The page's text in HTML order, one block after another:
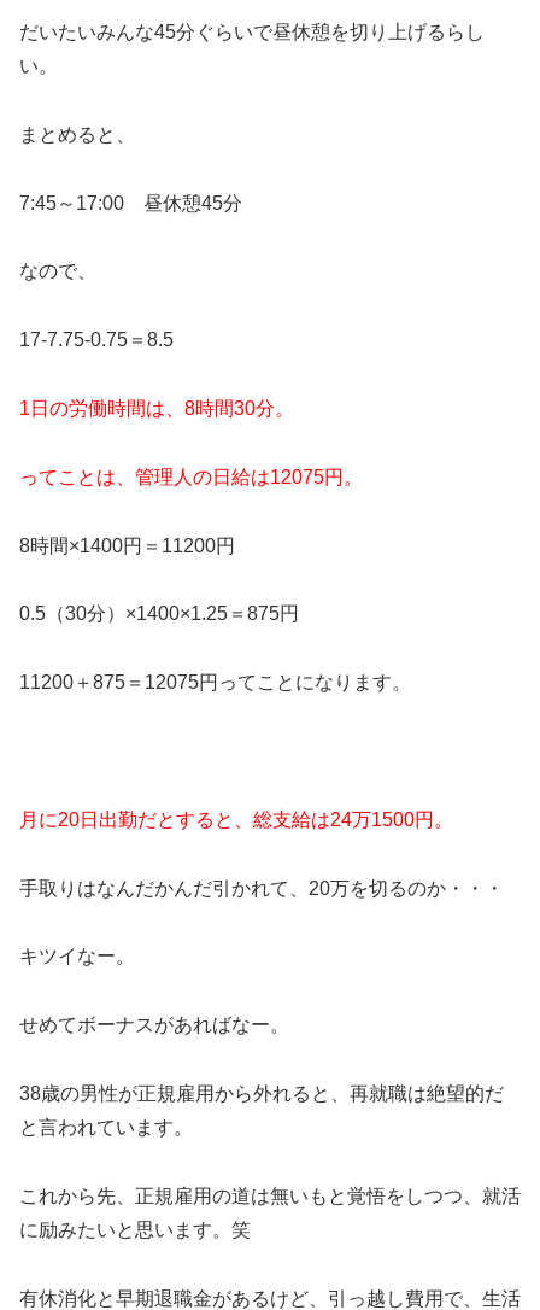
だいたいみんな45分ぐらいで昼休憩を切り上げるらし
い。
まとめると、
7:45～17:00 昼休憩45分
なので、
17-7.75-0.75＝8.5
1日の労働時間は、8時間30分。
ってことは、管理人の日給は12075円。
8時間×1400円＝11200円
0.5（30分）×1400×1.25＝875円
11200＋875＝12075円ってことになります。
月に20日出勤だとすると、総支給は24万1500円。
手取りはなんだかんだ引かれて、20万を切るのか・・・
キツイなー。
せめてボーナスがあればなー。
38歳の男性が正規雇用から外れると、再就職は絶望的だ
と言われています。
これから先、正規雇用の道は無いもと覚悟をしつつ、就活
に励みたいと思います。笑
有休消化と早期退職金があるけど、引っ越し費用で、生活